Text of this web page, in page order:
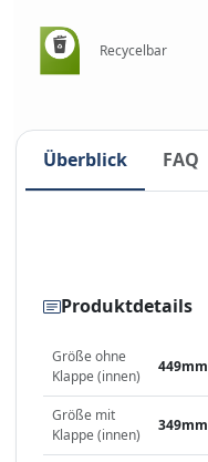
Recycelbar
Überblick FAQ
Produktdetails
Größe ohne
Klappe (innen)
449mm
Größe mit
Klappe (innen)
349mm